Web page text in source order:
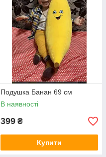
Подушка Банан 69 см
В наявності
399 ₴
Купити